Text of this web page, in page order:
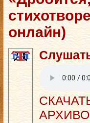
онлайн)